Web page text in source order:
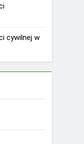
cywilnej w